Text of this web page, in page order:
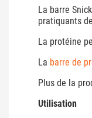
La barre
pratiquants
La protéine
La barre de
Plus de la
Utilisation